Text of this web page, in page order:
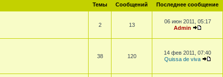
Темы Сообщений Последнее сообщение
2 13
06 июн 2011, 05:17
Admin
38 120
14 фев 2011, 07:40
Quissa de viva